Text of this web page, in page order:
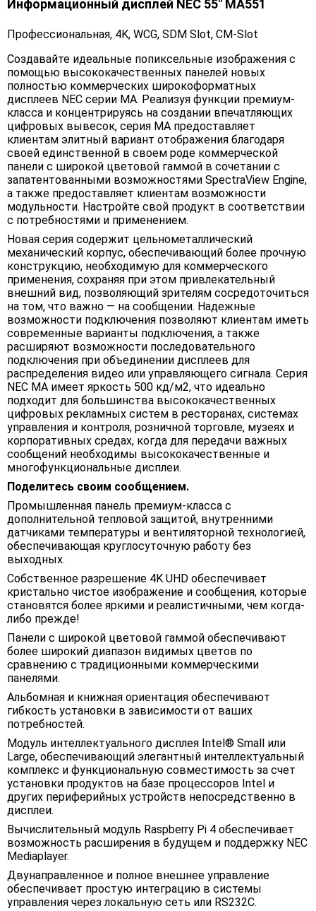
Информационный дисплей NEC 55" MA551
Профессиональная, 4K, WCG, SDM Slot, CM-Slot
Создавайте идеальные попиксельные изображения с
помощью высококачественных панелей новых
полностью коммерческих широкоформатных
дисплеев NEC серии MA. Реализуя функции премиум-
класса и концентрируясь на создании впечатляющих
цифровых вывесок, серия MA предоставляет
клиентам элитный вариант отображения благодаря
своей единственной в своем роде коммерческой
панели с широкой цветовой гаммой в сочетании с
запатентованными возможностями SpectraView Engine,
а также предоставляет клиентам возможности
модульности. Настройте свой продукт в соответствии
с потребностями и применением.
Новая серия содержит цельнометаллический
механический корпус, обеспечивающий более прочную
конструкцию, необходимую для коммерческого
применения, сохраняя при этом привлекательный
внешний вид, позволяющий зрителям сосредоточиться
на том, что важно — на сообщении. Надежные
возможности подключения позволяют клиентам иметь
современные варианты подключения, а также
расширяют возможности последовательного
подключения при объединении дисплеев для
распределения видео или управляющего сигнала. Серия
NEC MA имеет яркость 500 кд/м2, что идеально
подходит для большинства высококачественных
цифровых рекламных систем в ресторанах, системах
управления и контроля, розничной торговле, музеях и
корпоративных средах, когда для передачи важных
сообщений необходимы высококачественные и
многофункциональные дисплеи.
Поделитесь своим сообщением.
Промышленная панель премиум-класса с
дополнительной тепловой защитой, внутренними
датчиками температуры и вентиляторной технологией,
обеспечивающая круглосуточную работу без
выходных.
Собственное разрешение 4K UHD обеспечивает
кристально чистое изображение и сообщения, которые
становятся более яркими и реалистичными, чем когда-
либо прежде!
Панели с широкой цветовой гаммой обеспечивают
более широкий диапазон видимых цветов по
сравнению с традиционными коммерческими
панелями.
Альбомная и книжная ориентация обеспечивают
гибкость установки в зависимости от ваших
потребностей.
Модуль интеллектуального дисплея Intel® Small или
Large, обеспечивающий элегантный интеллектуальный
комплекс и функциональную совместимость за счет
установки продуктов на базе процессоров Intel и
других периферийных устройств непосредственно в
дисплеи.
Вычислительный модуль Raspberry Pi 4 обеспечивает
возможность расширения в будущем и поддержку NEC
Mediaplayer.
Двунаправленное и полное внешнее управление
обеспечивает простую интеграцию в системы
управления через локальную сеть или RS232C.